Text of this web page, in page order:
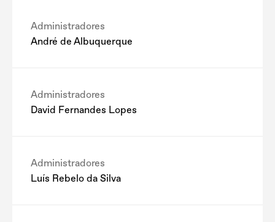
Administradores
André de Albuquerque
Administradores
David Fernandes Lopes
Administradores
Luís Rebelo da Silva